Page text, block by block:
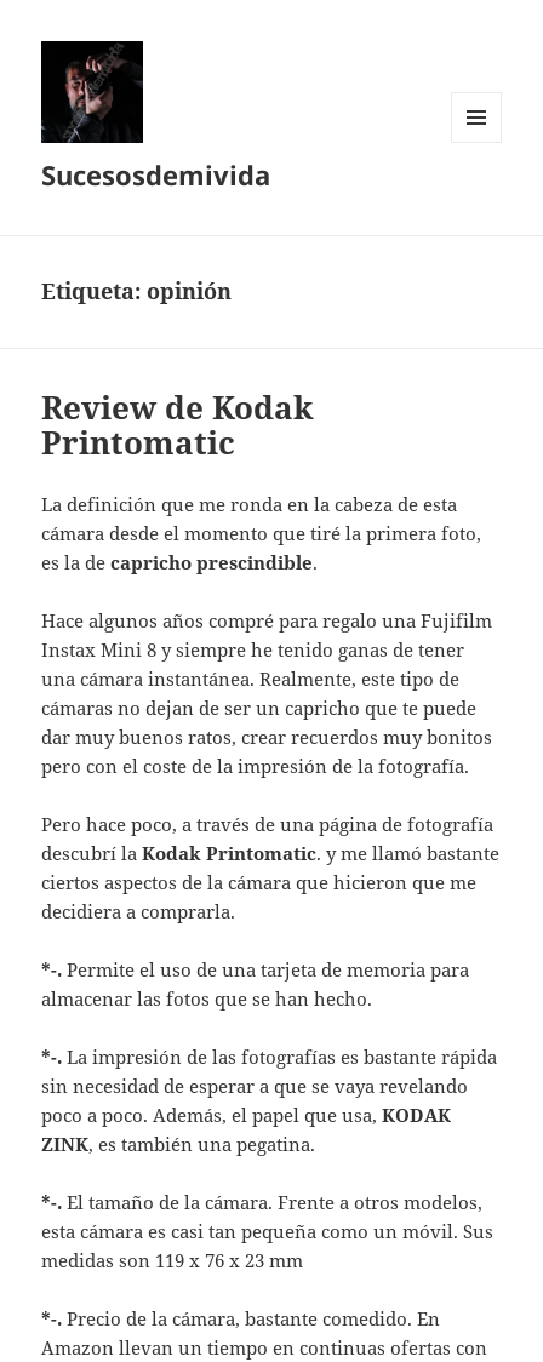
Sucesosdemivida
Etiqueta:opinión
Review de Kodak
Printomatic
La definición que me ronda en la cabeza de esta
cámara desde el momento que tiré la primera foto,
es la decapricho prescindible.
Hace algunos años compré para regalo una Fujifilm
Instax Mini 8 y siempre he tenido ganas de tener
una cámara instantánea. Realmente, este tipo de
cámaras no dejan de ser un capricho que te puede
dar muy buenos ratos, crear recuerdos muy bonitos
pero con el coste de la impresión de la fotografía.
Pero hace poco, a través de una página de fotografía
descubrí laKodak Printomatic. y me llamó bastante
ciertos aspectos de la cámara que hicieron que me
decidiera a comprarla.
*-. Permite el uso de una tarjeta de memoria para
almacenar las fotos que se han hecho.
*-. La impresión de las fotografías es bastante rápida
sin necesidad de esperar a que se vaya revelando
poco a poco. Además, el papel que usa,KODAK
ZINK, es también una pegatina.
*-. El tamaño de la cámara. Frente a otros modelos,
esta cámara es casi tan pequeña como un móvil. Sus
medidas son 119 x 76 x 23 mm
*-. Precio de la cámara, bastante comedido. En
Amazon llevan un tiempo en continuas ofertas con